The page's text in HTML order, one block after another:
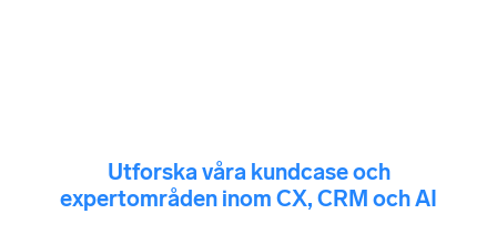
Utforska våra kundcase och
expertområden inom CX, CRM och AI